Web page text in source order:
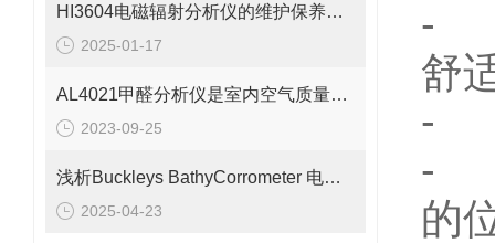
HI3604电磁辐射分析仪的维护保养需要从多个方面入手
2025-01-17
AL4021甲醛分析仪是室内空气质量的守护者
2023-09-25
浅析Buckleys BathyCorrometer 电位计的测定步骤
2025-04-23
-
舒
-
-
的